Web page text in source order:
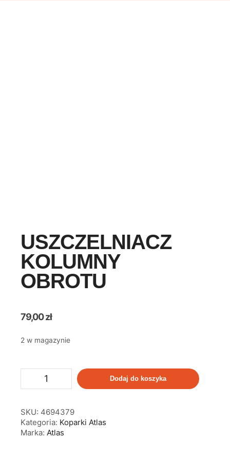
USZCZELNIACZ
KOLUMNY
OBROTU
79,00zł
2 w magazynie
Dodaj do koszyka
SKU: 4694379
Kategoria: Koparki Atlas
Marka: Atlas